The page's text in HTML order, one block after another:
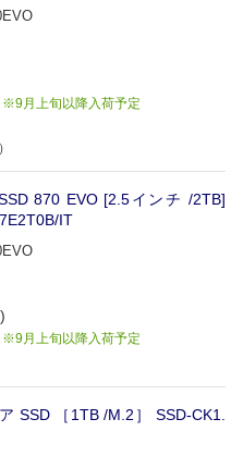
月上旬以降入荷予定
）
870 EVO [2.5インチ /2TB]
IT
月上旬以降入荷予定
SSD ［1TB /M.2］ SSD-CK1.